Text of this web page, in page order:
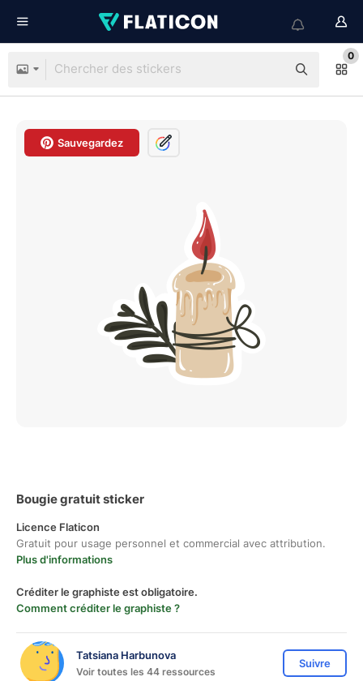
0
Sauvegardez
Bougie gratuit sticker
Licence Flaticon
Gratuit pour usage personnel et commercial avec attribution.
Plus d'informations
Créditer le graphiste est obligatoire.
Comment créditer le graphiste ?
Tatsiana Harbunova
Voir toutes les 44 ressources
Suivre